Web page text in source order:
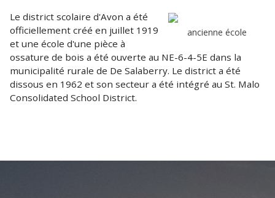
ancienne école
Le district scolaire d'Avon a été
officiellement créé en juillet 1919
et une école d'une pièce à
ossature de bois a été ouverte au NE-6-4-5E dans la
municipalité rurale de De Salaberry. Le district a été
dissous en 1962 et son secteur a été intégré au St. Malo
Consolidated School District.